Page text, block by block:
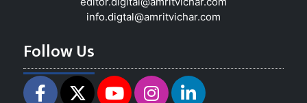
info.digtal@amritvichar.com
Follow Us